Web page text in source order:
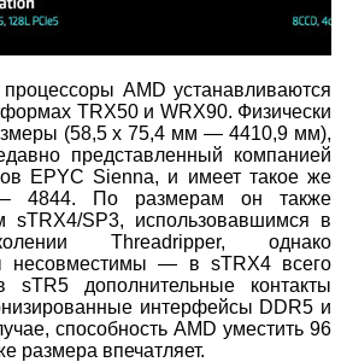
AMD устанавливаются
TRX50 и WRX90. Физически
(58,5 x 75,4 мм — 4410,9 мм),
представленный компанией
EPYC Sienna, и имеет такое же
– 4844. По размерам он также
sTRX4/SP3, использовавшимся в
Threadripper, однако
несовместимы — в sTRX4 всего
дополнительные контакты
интерфейсы DDR5 и
способность AMD уместить 96
размера впечатляет.